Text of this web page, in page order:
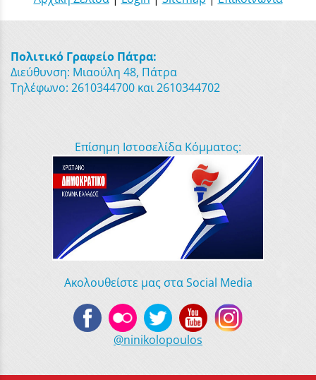
Πολιτικό Γραφείο Πάτρα:
Διεύθυνση: Μιαούλη 48, Πάτρα
Τηλέφωνο: 2610344700 και 2610344702
Επίσημη Ιστοσελίδα Κόμματος:
Ακολουθείστε μας στα Social Media
@ninikolopoulos